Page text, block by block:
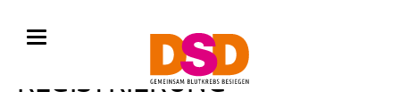
BLUTSPENDE MIT
REGISTRIERUNG •